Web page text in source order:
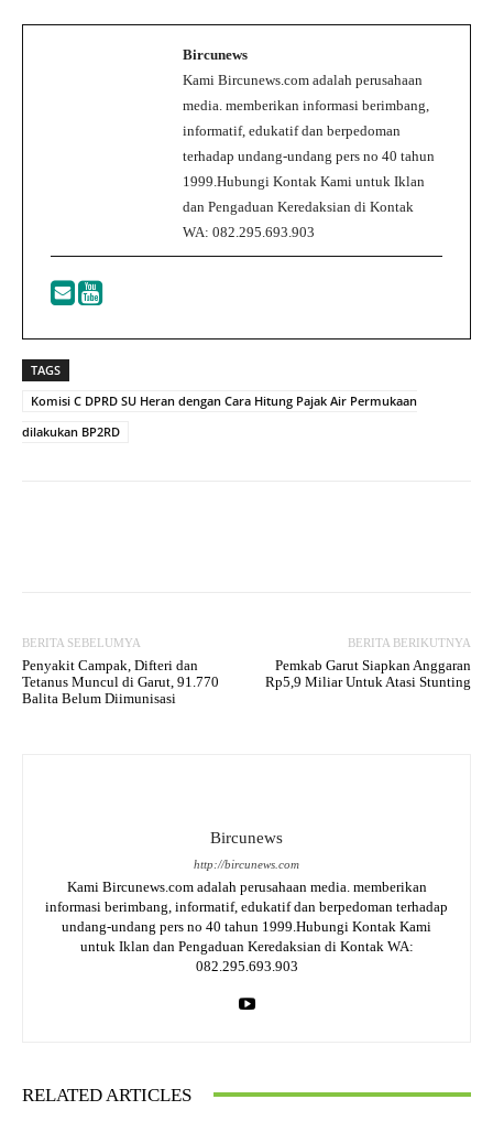
Bircunews
Kami Bircunews.com adalah perusahaan
media. memberikan informasi berimbang,
informatif, edukatif dan berpedoman
terhadap undang-undang pers no 40 tahun
1999.Hubungi Kontak Kami untuk Iklan
dan Pengaduan Keredaksian di Kontak
WA: 082.295.693.903
TAGS
Komisi C DPRD SU Heran dengan Cara Hitung Pajak Air Permukaan
dilakukan BP2RD
BERITA SEBELUMYA
Penyakit Campak, Difteri dan
Tetanus Muncul di Garut, 91.770
Balita Belum Diimunisasi
BERITA BERIKUTNYA
Pemkab Garut Siapkan Anggaran
Rp5,9 Miliar Untuk Atasi Stunting
Bircunews
http://bircunews.com
Kami Bircunews.com adalah perusahaan media. memberikan
informasi berimbang, informatif, edukatif dan berpedoman terhadap
undang-undang pers no 40 tahun 1999.Hubungi Kontak Kami
untuk Iklan dan Pengaduan Keredaksian di Kontak WA:
082.295.693.903
RELATED ARTICLES